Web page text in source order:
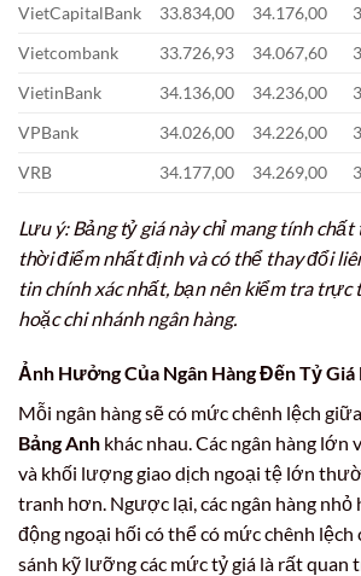
VietCapitalBank
33.834,00 34.176,00
Vietcombank
33.726,93 34.067,60
VietinBank
34.136,00 34.236,00
VPBank
34.026,00 34.226,00
VRB
34.177,00 34.269,00
Lưu ý: Bảng tỷ giá này chỉ mang tính
thời điểm nhất định và có thể thay đổi
tin chính xác nhất, bạn nên kiểm tra
hoặc chi nhánh ngân hàng.
Ảnh Hưởng Của Ngân Hàng Đến Tỷ
Mỗi ngân hàng sẽ có mức chênh lệch
Bảng Anh khác nhau. Các ngân hàng
và khối lượng giao dịch ngoại tệ lớn
tranh hơn. Ngược lại, các ngân hàng
động ngoại hối có thể có mức chênh lệch
sánh kỹ lưỡng các mức tỷ giá là rất quan